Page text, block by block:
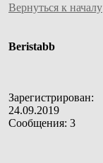
Вернуться к началу
Beristabb
Зарегистрирован:
24.09.2019
Сообщения: 3